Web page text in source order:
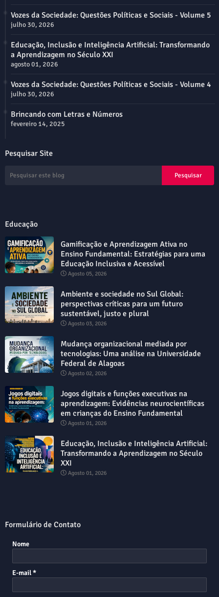
Vozes da Sociedade: Questões Políticas e Sociais - Volume 5
julho 30, 2026
Educação, Inclusão e Inteligência Artificial: Transformando
a Aprendizagem no Século XXI
agosto 01, 2026
Vozes da Sociedade: Questões Políticas e Sociais - Volume 4
julho 30, 2026
Brincando com Letras e Números
fevereiro 14, 2025
Pesquisar Site
Educação
Gamificação e Aprendizagem Ativa no
Ensino Fundamental: Estratégias para uma
Educação Inclusiva e Acessível
Agosto 05, 2026
Ambiente e sociedade no Sul Global:
perspectivas críticas para um futuro
sustentável, justo e plural
Agosto 03, 2026
Mudança organizacional mediada por
tecnologias: Uma análise na Universidade
Federal de Alagoas
Agosto 02, 2026
Jogos digitais e funções executivas na
aprendizagem: Evidências neurocientíficas
em crianças do Ensino Fundamental
Agosto 01, 2026
Educação, Inclusão e Inteligência Artificial:
Transformando a Aprendizagem no Século
XXI
Agosto 01, 2026
Formulário de Contato
Nome
E-mail*